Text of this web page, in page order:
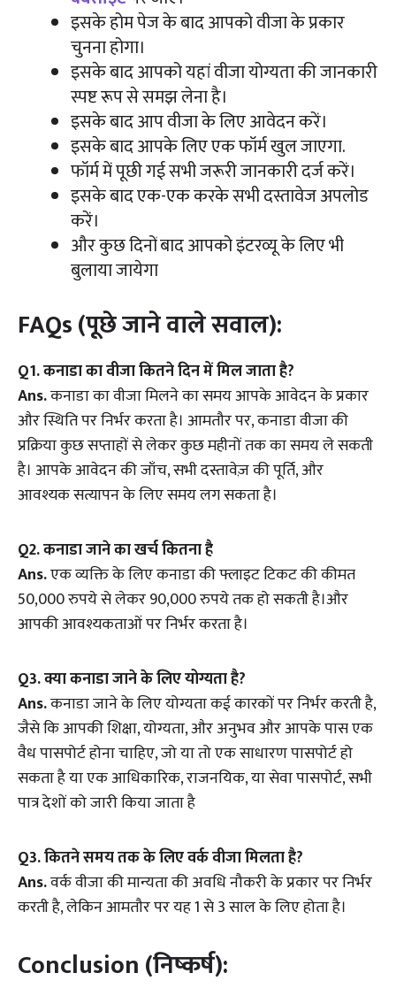
इसके होम पेज के बाद आपको वीजा के प्रकार
चुनना होगा।
इसके बाद आपको यहां वीजा योग्यता की जानकारी
स्पष्ट रूप से समझ लेना है।
इसके बाद आप वीजा के लिए आवेदन करें।
इसके बाद आपके लिए एक फॉर्म खुल जाएगा.
फॉर्म में पूछी गई सभी जरूरी जानकारी दर्ज करें।
इसके बाद एक-एक करके सभी दस्तावेज अपलोड
करें।
और कुछ दिनों बाद आपको इंटरव्यू के लिए भी
बुलाया जायेगा
FAQs (पूछे जाने वाले सवाल):
Q1. कनाडा का वीजा कितने दिन में मिल जाता है?
Ans.कनाडा का वीजा मिलने का समय आपके आवेदन के प्रकार
और स्थिति पर निर्भर करता है। आमतौर पर, कनाडा वीजा की
प्रक्रिया कुछ सप्ताहों से लेकर कुछ महीनों तक का समय ले सकती
है। आपके आवेदन की जाँच, सभी दस्तावेज़ की पूर्ति, और
आवश्यक सत्यापन के लिए समय लग सकता है।
Q2. कनाडा जाने का खर्च कितना है
Ans.एक व्यक्ति के लिए कनाडा की फ्लाइट टिकट की कीमत
50,000 रुपये से लेकर 90,000 रुपये तक हो सकती है।और
आपकी आवश्यकताओं पर निर्भर करता है।
Q3. क्या कनाडा जाने के लिए योग्यता है?
Ans.कनाडा जाने के लिए योग्यता कई कारकों पर निर्भर करती है,
जैसे कि आपकी शिक्षा, योग्यता, और अनुभव और आपके पास एक
वैध पासपोर्ट होना चाहिए, जो या तो एक साधारण पासपोर्ट हो
सकता है या एक आधिकारिक, राजनयिक, या सेवा पासपोर्ट, सभी
पात्र देशों को जारी किया जाता है
Q3. कितने समय तक के लिए वर्क वीजा मिलता है?
Ans.वर्क वीजा की मान्यता की अवधि नौकरी के प्रकार पर निर्भर
करती है, लेकिन आमतौर पर यह 1 से 3 साल के लिए होता है।
Conclusion (निष्कर्ष):